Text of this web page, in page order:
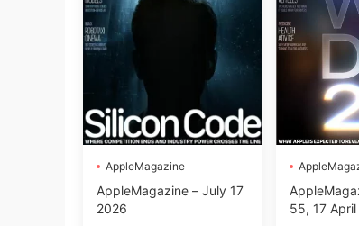
AppleMagazine
AppleMagazine – July 17
2026
55, 17